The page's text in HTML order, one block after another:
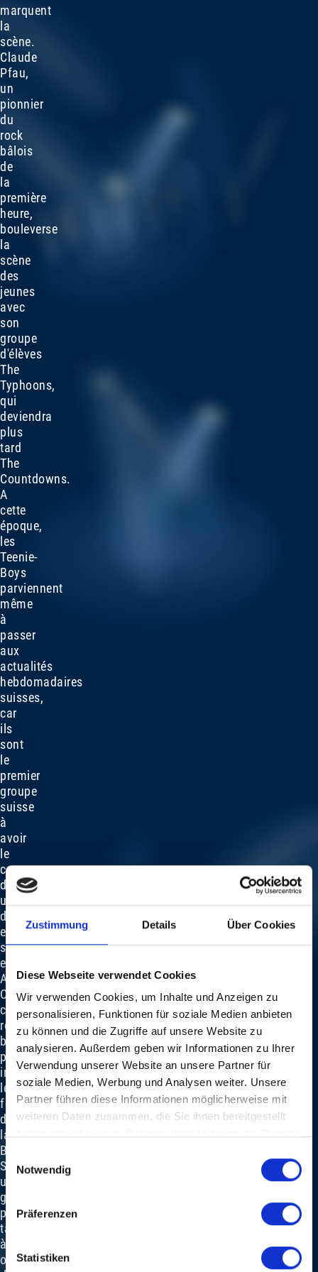
Zustimmung Details Über Cookies
Diese Webseite verwendet Cookies
Wir verwenden Cookies, um Inhalte und Anzeigen zu
personalisieren, Funktionen für soziale Medien anbieten
zu können und die Zugriffe auf unsere Website zu
analysieren. Außerdem geben wir Informationen zu Ihrer
Verwendung unserer Website an unsere Partner für
soziale Medien, Werbung und Analysen weiter. Unsere
Partner führen diese Informationen möglicherweise mit
weiteren Daten zusammen, die Sie ihnen bereitgestellt
Einwilligungsauswahl
Notwendig
Präferenzen
Statistiken
marquent
la
scène.
Claude
Pfau,
un
pionnier
du
rock
bâlois
de
la
première
heure,
bouleverse
la
scène
des
jeunes
avec
son
groupe
d'élèves
The
Typhoons,
qui
deviendra
plus
tard
The
Countdowns.
A
cette
époque,
les
Teenie-
Boys
parviennent
même
à
passer
aux
actualités
hebdomadaires
suisses,
car
ils
sont
le
premier
groupe
suisse
à
avoir
le
courage
d'enregistrer
un
disque
en
studio
en
Angleterre.
Cette
culture
rock
bâloise
précoce
inspire
les
fondateurs
de
la
Baloise
Session,
une
génération
plus
tard,
à
organiser